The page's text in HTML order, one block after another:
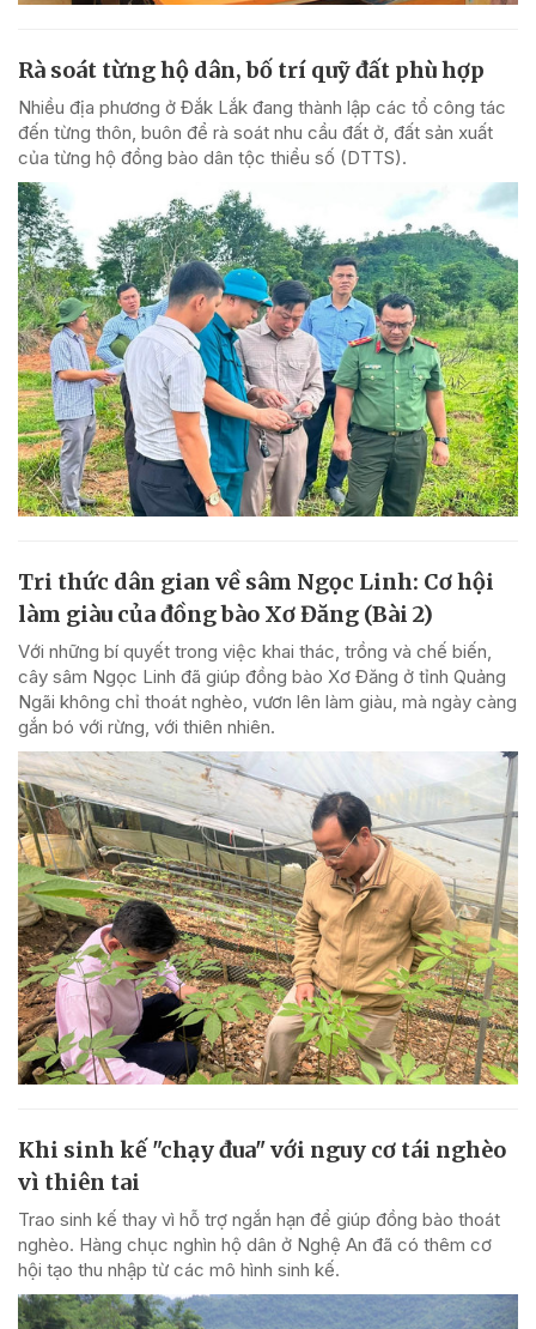
Rà soát từng hộ dân, bố trí quỹ đất phù hợp
Nhiều địa phương ở Đắk Lắk đang thành lập các tổ công tác
đến từng thôn, buôn để rà soát nhu cầu đất ở, đất sản xuất
của từng hộ đồng bào dân tộc thiểu số (DTTS).
Tri thức dân gian về sâm Ngọc Linh: Cơ hội
làm giàu của đồng bào Xơ Đăng (Bài 2)
Với những bí quyết trong việc khai thác, trồng và chế biến,
cây sâm Ngọc Linh đã giúp đồng bào Xơ Đăng ở tỉnh Quảng
Ngãi không chỉ thoát nghèo, vươn lên làm giàu, mà ngày càng
gắn bó với rừng, với thiên nhiên.
Khi sinh kế "chạy đua" với nguy cơ tái nghèo
vì thiên tai
Trao sinh kế thay vì hỗ trợ ngắn hạn để giúp đồng bào thoát
nghèo. Hàng chục nghìn hộ dân ở Nghệ An đã có thêm cơ
hội tạo thu nhập từ các mô hình sinh kế.